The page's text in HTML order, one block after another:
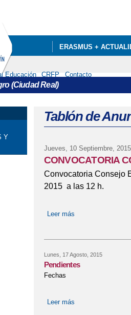
ERASMUS +
Educación CRFP Contacto
(Ciudad Real)
aquí
Y
Tablón de
Jueves, 10 Septiembre, 2015
CONVOCATORIA
Convocatoria Consejo
2015 a las 12 h.
Leer más
Lunes, 17 Agosto, 2015
Pendientes
Fechas
Leer más